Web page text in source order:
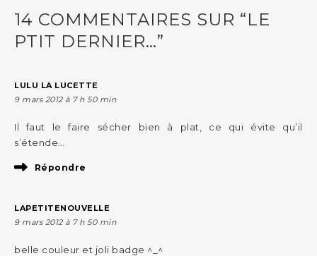
14 COMMENTAIRES SUR “LE
PTIT DERNIER…”
LULU LA LUCETTE
9 mars 2012 à 7 h 50 min
Il faut le faire sécher bien à plat, ce qui évite qu’il
s’étende…
Répondre
LAPETITENOUVELLE
9 mars 2012 à 7 h 50 min
belle couleur et joli badge ^_^